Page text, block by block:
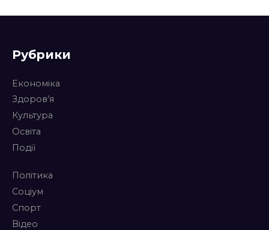
Рубрики
Економіка
Здоров’я
Культура
Освіта
Події
Політика
Соціум
Спорт
Відео